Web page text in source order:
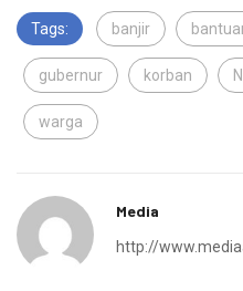
Tags: banjir
gubernur korban
warga
Media
http://